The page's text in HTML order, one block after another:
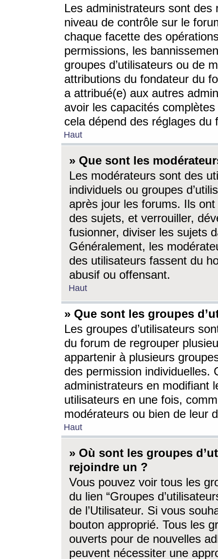
Les administrateurs sont
niveau de contrôle sur le
chaque facette des
permissions, les
groupes d’utilisateurs ou de
attributions du fondateur du
a attribué(e) aux autres
avoir les capacités
cela dépend des réglages du
Haut
» Que sont les
Les modérateurs sont des
individuels ou groupes
après jour les forums. Ils ont
des sujets, et verrouiller,
fusionner, diviser les sujets
Généralement, les
des utilisateurs fassent du
abusif ou offensant.
Haut
» Que sont les groupes
Les groupes d’utilisateurs
du forum de regrouper
appartenir à plusieurs
des permission individuelles.
administrateurs en modifiant
utilisateurs en une fois,
modérateurs ou bien de leur
Haut
» Où sont les groupes
rejoindre un ?
Vous pouvez voir tous les
du lien “Groupes
de l’Utilisateur. Si vous
bouton approprié. Tous les
ouverts pour de nouvelles
peuvent nécessiter une